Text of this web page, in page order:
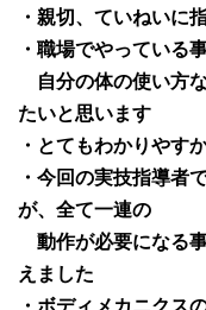
・親切、ていねいに
・職場でやっている
自分の体の使い方
たいと思います
・とてもわかりやす
・今回の実技指導者
が、全て一連の
動作が必要になる
えました